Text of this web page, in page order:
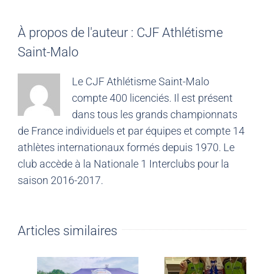
À propos de l'auteur : CJF Athlétisme
Saint-Malo
Le CJF Athlétisme Saint-Malo
compte 400 licenciés. Il est présent
dans tous les grands championnats
de France individuels et par équipes et compte 14
athlètes internationaux formés depuis 1970. Le
club accède à la Nationale 1 Interclubs pour la
saison 2016-2017.
Articles similaires